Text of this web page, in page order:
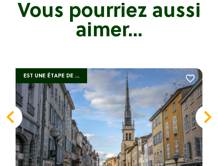
Vous pourriez aussi
aimer...
EST UNE ÉTAPE DE ...